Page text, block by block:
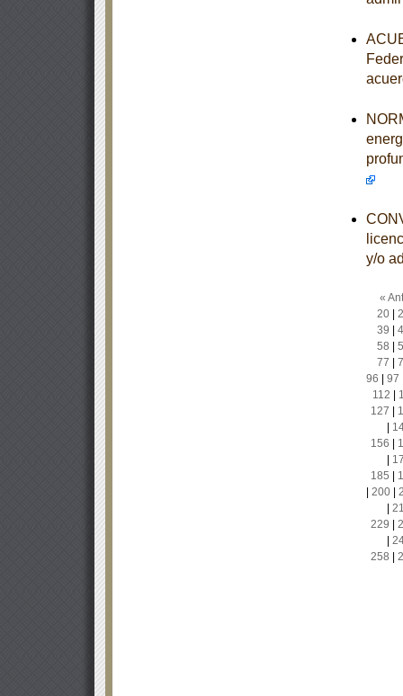
y/o
«
20|
39
58
77
96
97
112
127
156
185
200|
229
258